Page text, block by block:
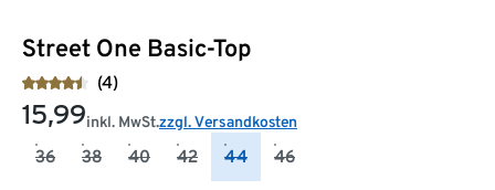
Street One Basic-Top
(4)
15,99inkl. MwSt.zzgl. Versandkosten
36 38 40 42 44 46